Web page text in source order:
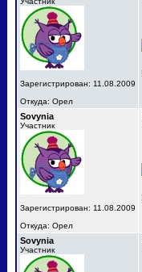
Зарегистрирован: 11.08.2009
Откуда: Орел
Sovynia
Участник
Зарегистрирован: 11.08.2009
Откуда: Орел
Sovynia
Участник